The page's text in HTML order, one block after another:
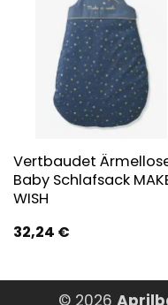
Vertbaudet
Baby Schlafsack
WISH
32,24 €